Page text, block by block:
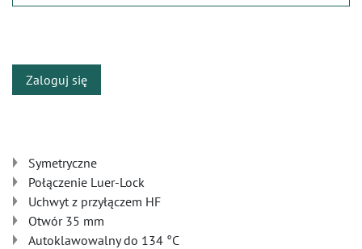
Zaloguj się
Symetryczne
Połączenie Luer-Lock
Uchwyt z przyłączem HF
Otwór 35 mm
Autoklawowalny do 134 °C